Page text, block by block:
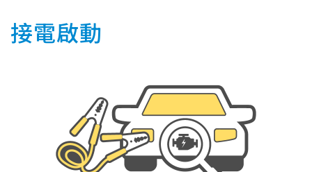
接電啟動